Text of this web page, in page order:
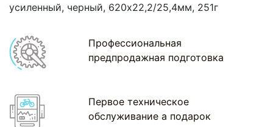
усиленный, черный, 620х22,2/25,4мм, 251г
Профессиональная
предпродажная подготовка
Первое техническое
обслуживание а подарок